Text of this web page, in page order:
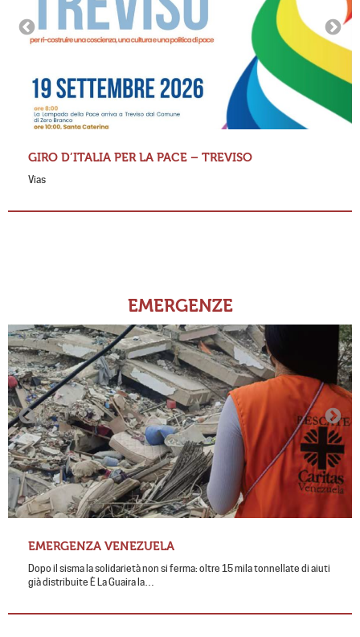
GIRO D’ITALIA PER LA PACE – TREVISO
Vias
EMERGENZE
EMERGENZA VENEZUELA
Dopo il sisma la solidarietà non si ferma: oltre 15 mila tonnellate di aiuti
già distribuite È La Guaira la…